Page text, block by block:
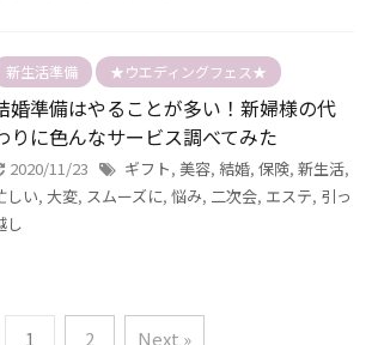
新生活準備 ★ウエディングフェス★
婚準備はやることが多い！新婦様の代
りに色んなサービス調べてみた
2020/11/23 ギフト, 美容, 結婚, 保険, 新生活,
しい, 大変, スムーズに, 悩み, 二次会, エステ, 引っ
し
1 2 Next »